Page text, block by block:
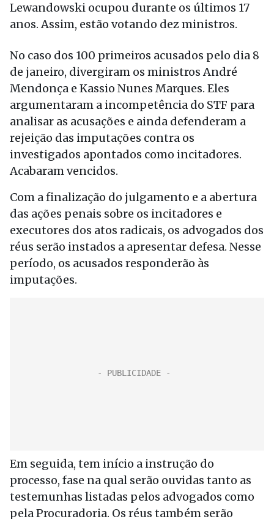
Lewandowski ocupou durante os últimos 17
anos. Assim, estão votando dez ministros.
No caso dos 100 primeiros acusados pelo dia 8
de janeiro, divergiram os ministros André
Mendonça e Kassio Nunes Marques. Eles
argumentaram a incompetência do STF para
analisar as acusações e ainda defenderam a
rejeição das imputações contra os
investigados apontados como incitadores.
Acabaram vencidos.
Com a finalização do julgamento e a abertura
das ações penais sobre os incitadores e
executores dos atos radicais, os advogados dos
réus serão instados a apresentar defesa. Nesse
período, os acusados responderão às
imputações.
Em seguida, tem início a instrução do
processo, fase na qual serão ouvidas tanto as
testemunhas listadas pelos advogados como
pela Procuradoria. Os réus também serão